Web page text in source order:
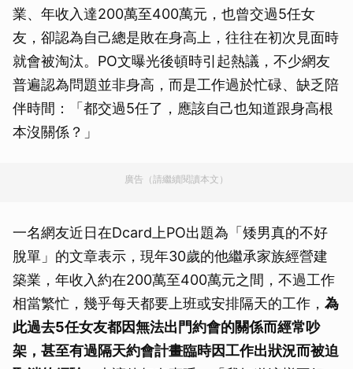
業、年收入達200萬至400萬元，也曾交過5任女
友，卻認為自己總是敗在身高上，往往在初次見面時
就會被淘汰。PO文曝光後頓時引起熱議，不少網友
普遍認為問題並非身高，而是工作過於忙碌、缺乏陪
伴時間：「都交過5任了，應該自己也知道跟身高根
本沒關係？」
廣告（請繼續閱讀本文）
一名網友近日在Dcard上PO出題為「矮男真的不好
脫單」的文章表示，現年30歲的他繼承家族經營建
築業，年收入約在200萬至400萬元之間，不過工作
相當繁忙，幾乎每天都要上班或安排隔天的工作， 為
此過去5任女友都因無法出門約會的關係而經常吵
架，甚至有過隔天約會計畫臨時因工作出狀況而被迫